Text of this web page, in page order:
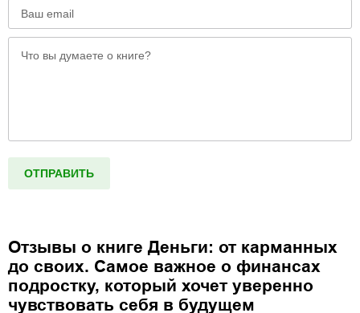
Отзывы о книге Деньги: от карманных
до своих. Самое важное о финансах
подростку, который хочет уверенно
чувствовать себя в будущем